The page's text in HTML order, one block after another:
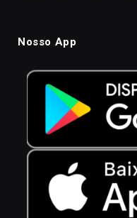
Nosso App